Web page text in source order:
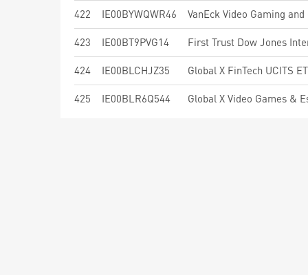
422 IE00BYWQWR46 VanEck Video Gaming
423 IE00BT9PVG14
424 IE00BLCHJZ35 Global X FinTech UCITS
425 IE00BLR6Q544 Global X Video Games &